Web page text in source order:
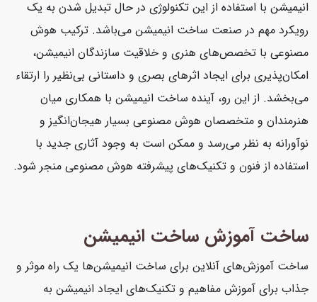
انیمیشن با استفاده از این تکنولوژی در حال تبدیل شدن به یک
رویکرد مهم در صنعت ساخت انیمیشن می‌باشد. ترکیب هوش
مصنوعی با تخصص‌های هنری و خلاقیت سازندگان انیمیشن،
امکان‌پذیری برای ایجاد اثرهای بصری و داستانی بی‌نظیر را ارتقاء
می‌بخشد. از این رو، آینده ساخت انیمیشن با همکاری میان
هنرمندان و متخصصان هوش مصنوعی بسیار هیجان‌انگیز و
نوآورانه به نظر می‌رسد و ممکن است به وجود آثاری جدید با
استفاده از فنون و تکنیک‌های پیشرفته هوش مصنوعی منجر شود.
ساخت آموزش ساخت انیمیشن
ساخت آموزش‌های آنلاین برای ساخت انیمیشن‌ها یک راه موثر و
جذاب برای آموزش مفاهیم و تکنیک‌های ایجاد انیمیشن به